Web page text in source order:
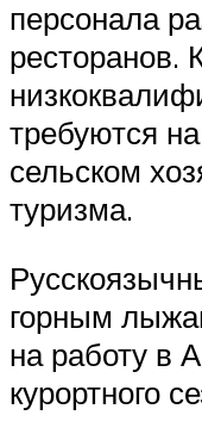
персонала
ресторанов.
требуются
сельском
туризма.
горным
на работу в
курортного